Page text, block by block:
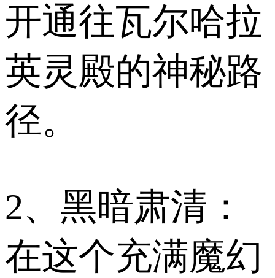
开通往瓦尔哈拉
英灵殿的神秘路
径。
2、黑暗肃清：
在这个充满魔幻